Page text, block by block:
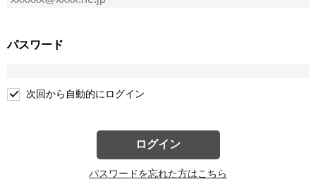
パスワード
次回から自動的にログイン
ログイン
パスワードを忘れた方はこちら